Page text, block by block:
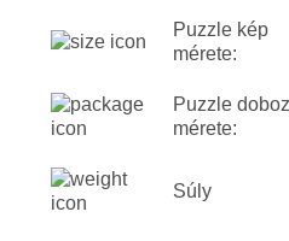
Puzzle kép
mérete:
Puzzle doboz
mérete:
Súly